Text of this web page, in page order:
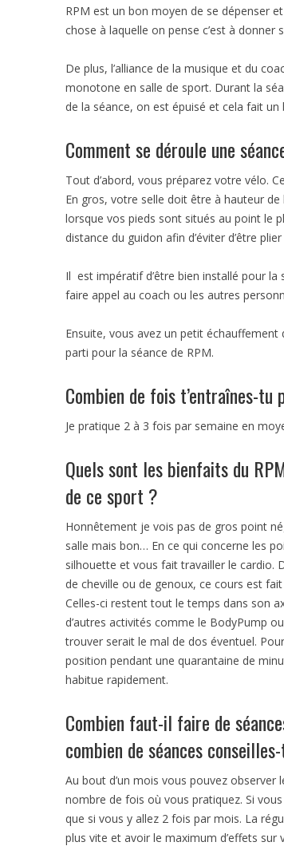
RPM est un bon moyen de se dépenser
chose à laquelle on pense c’est à
De plus, l’alliance de la musique et du
monotone en salle de sport. Durant la
de la séance, on est épuisé et cela fait un
Comment se déroule une
Tout d’abord, vous préparez votre vélo.
En gros, votre selle doit être à hauteur
lorsque vos pieds sont situés au point le
distance du guidon afin d’éviter d’être
Il est impératif d’être bien installé pour la
faire appel au coach ou les autres
Ensuite, vous avez un petit échauffement
parti pour la séance de RPM.
Combien de fois t’entraînes-tu
Je pratique 2 à 3 fois par semaine en
Quels sont les bienfaits du
de ce sport ?
Honnêtement je vois pas de gros point
salle mais bon… En ce qui concerne les
silhouette et vous fait travailler le cardio.
de cheville ou de genoux, ce cours est
Celles-ci restent tout le temps dans son
d’autres activités comme le BodyPump
trouver serait le mal de dos éventuel.
position pendant une quarantaine de
habitue rapidement.
Combien faut-il faire de
combien de séances
Au bout d’un mois vous pouvez
nombre de fois où vous pratiquez. Si
que si vous y allez 2 fois par mois. La
plus vite et avoir le maximum d’effets